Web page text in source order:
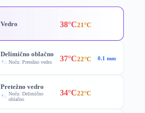
Vedro 38°C21°C
Delimično oblačno
Noću: Pretežno vedro 37°C22°C 0.1 mm
Pretežno vedro
Noću: Delimično
oblačno
34°C22°C